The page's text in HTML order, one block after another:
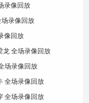
录像回放
录像回放
像回放
龙 全场录像回放
场录像回放
全场录像回放
全场录像回放